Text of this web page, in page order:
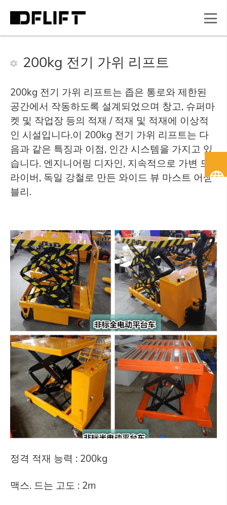
200kg 전기 가위 리프트
200kg 전기 가위 리프트는 좁은 통로와 제한된
공간에서 작동하도록 설계되었으며 창고, 슈퍼마
켓 및 작업장 등의 적재 / 적재 및 적재에 이상적
인 시설입니다.이 200kg 전기 가위 리프트는 다
음과 같은 특징과 이점, 인간 시스템을 가지고 있
습니다. 엔지니어링 디자인, 지속적으로 가변 드
라이버, 독일 강철로 만든 와이드 뷰 마스트 어셈
블리.
정격 적재 능력 : 200kg
맥스. 드는 고도 : 2m
국